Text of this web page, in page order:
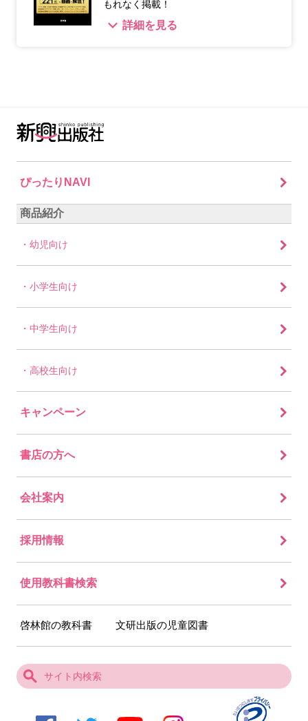
もれなく掲載！
詳細を見る
ぴったりNAVI
商品紹介
幼児向け
小学生向け
中学生向け
高校生向け
キャンペーン
書店の方へ
会社案内
採用情報
使用教科書検索
啓林館の教科書 文研出版の児童図書